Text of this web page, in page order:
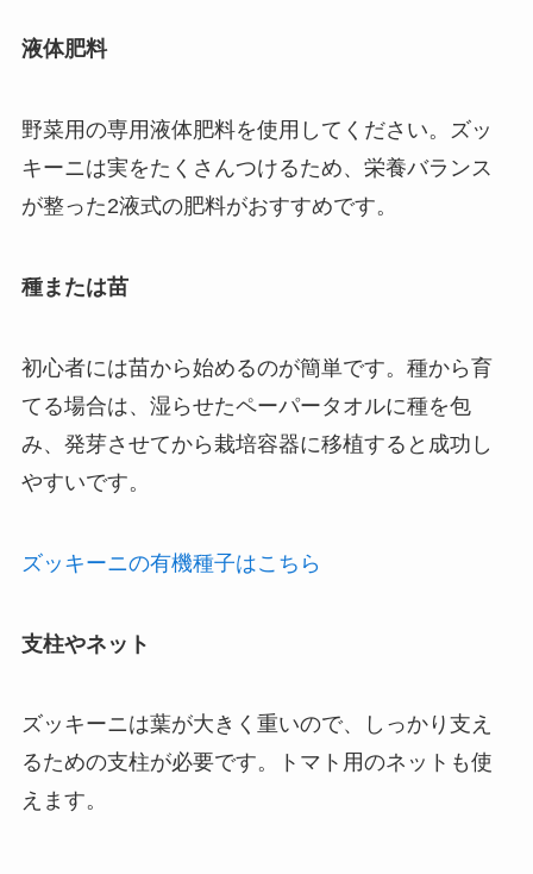
液体肥料
野菜用の専用液体肥料を使用してください。ズッ
キーニは実をたくさんつけるため、栄養バランス
が整った2液式の肥料がおすすめです。
種または苗
初心者には苗から始めるのが簡単です。種から育
てる場合は、湿らせたペーパータオルに種を包
み、発芽させてから栽培容器に移植すると成功し
やすいです。
ズッキーニの有機種子はこちら
支柱やネット
ズッキーニは葉が大きく重いので、しっかり支え
るための支柱が必要です。トマト用のネットも使
えます。